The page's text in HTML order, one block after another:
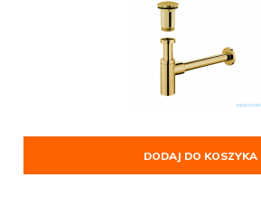
DODAJ DO KOSZYKA